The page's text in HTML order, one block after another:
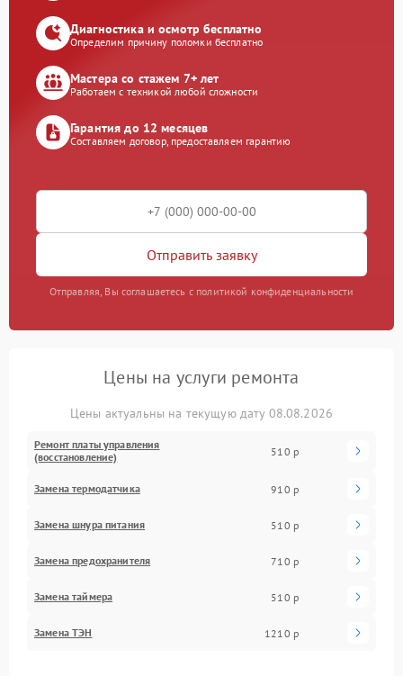
Диагностика и осмотр бесплатно
Определим причину поломки бесплатно
Мастера со стажем 7+ лет
Работаем с техникой любой сложности
Гарантия до 12 месяцев
Составляем договор, предоставляем гарантию
Отправить заявку
Отправляя, Вы соглашаетесь с политикой конфиденциальности
Цены на услуги ремонта
Цены актуальны на текущую дату 08.08.2026
Ремонт платы управления
(восстановление)
510 р
Замена термодатчика 910 р
Замена шнура питания 510 р
Замена предохранителя 710 р
Замена таймера 510 р
Замена ТЭН 1210 р